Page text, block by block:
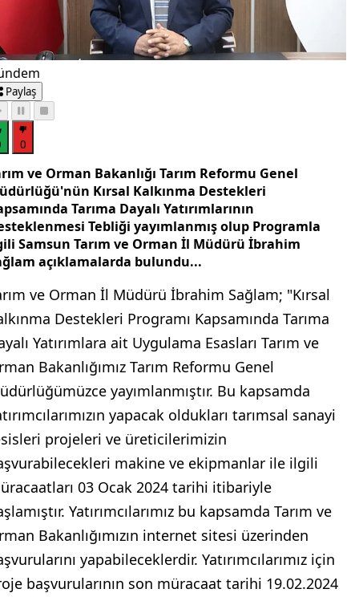
Paylaş
0
ve Orman Bakanlığı Tarım Reformu Genel
Kırsal Kalkınma Destekleri
Tarıma Dayalı Yatırımlarının
Tebliği yayımlanmış olup Programla
Samsun Tarım ve Orman İl Müdürü İbrahim
açıklamalarda bulundu...
ve Orman İl Müdürü İbrahim Sağlam; "Kırsal
Destekleri Programı Kapsamında Tarıma
Yatırımlara ait Uygulama Esasları Tarım ve
Bakanlığımız Tarım Reformu Genel
yayımlanmıştır. Bu kapsamda
yapacak oldukları tarımsal sanayi
projeleri ve üreticilerimizin
makine ve ekipmanlar ile ilgili
03 Ocak 2024 tarihi itibariyle
Yatırımcılarımız bu kapsamda Tarım ve
Bakanlığımızın internet sitesi üzerinden
yapabileceklerdir. Yatırımcılarımız için
başvurularının son müracaat tarihi 19.02.2024